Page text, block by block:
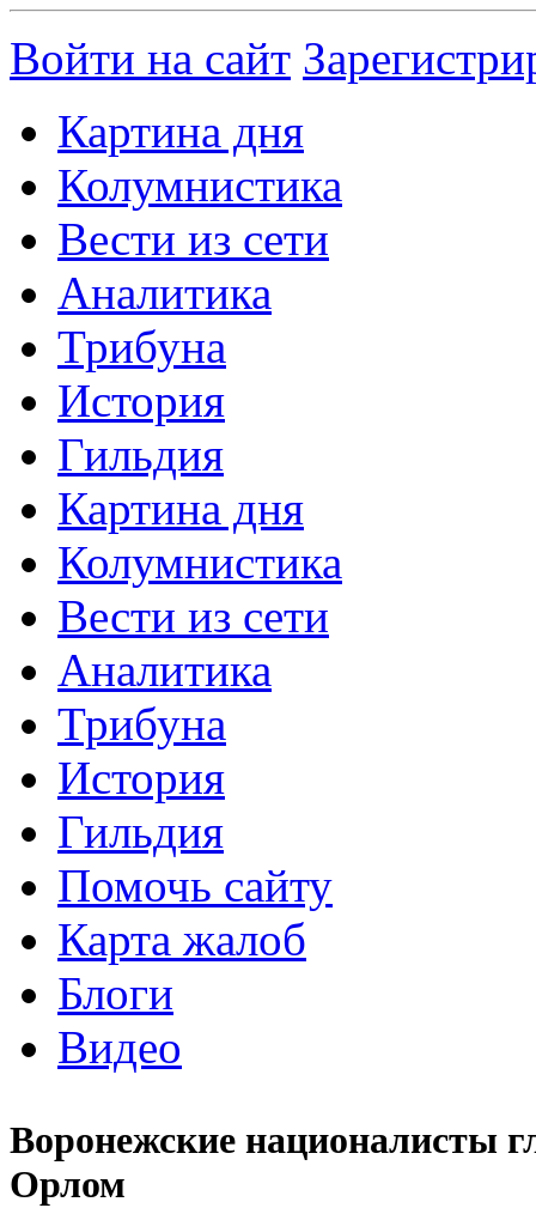
Войти на сайт
Картина дня
Колумнистика
Вести из сети
Аналитика
Трибуна
История
Гильдия
Картина дня
Колумнистика
Вести из сети
Аналитика
Трибуна
История
Гильдия
Помочь сайту
Карта жалоб
Блоги
Видео
Воронежские националисты
Орлом